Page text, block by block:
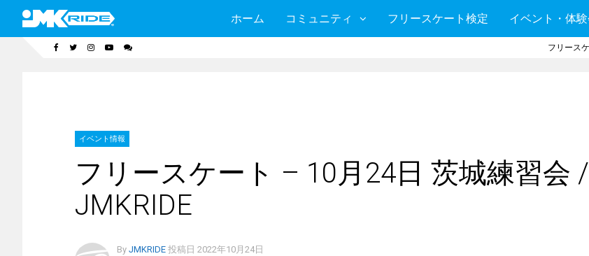
ホーム コミュニティ フリースケート検定 イベント・体
フリース
イベント情報
フリースケート – 10月24日 茨城練習会 /
JMKRIDE
By JMKRIDE 投稿日 2022年10月24日